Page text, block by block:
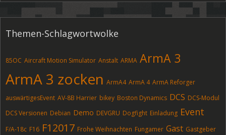
Themen-Schlagwortwolke
85OC Aircraft Motion Simulator Anstalt ARMA ArmA 3
ArmA 3 zocken ArmA4 ArmA 4 ArmA Reforger
auswärtigesEvent AV-8B Harrier bikey Boston Dynamics DCS DCS-Modul
DCS Versionen Debian Demo DEVGRU Dogfight Einladung Event
F/A-18c F16 F12017 Frohe Weihnachten Fungamer Gast Gastgeber